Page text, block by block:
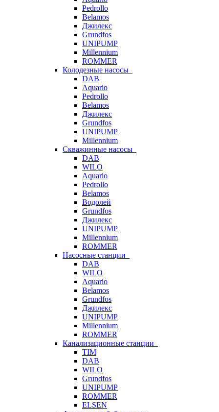
Pedrollo
Belamos
Джилекс
Grundfos
UNIPUMP
Millennium
ROMMER
Колодезные насосы
DAB
Aquario
Pedrollo
Belamos
Джилекс
Grundfos
UNIPUMP
Millennium
Скважинные насосы
DAB
WILO
Aquario
Pedrollo
Belamos
Водолей
Grundfos
Джилекс
UNIPUMP
Millennium
ROMMER
Насосные станции
DAB
WILO
Aquario
Belamos
Grundfos
Джилекс
UNIPUMP
Millennium
ROMMER
Канализационные станции
TIM
DAB
WILO
Grundfos
UNIPUMP
ROMMER
ELSEN